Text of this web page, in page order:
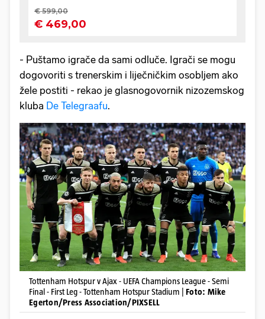
- Puštamo igrače da sami odluče. Igrači se mogu
dogovoriti s trenerskim i liječničkim osobljem ako
žele postiti - rekao je glasnogovornik nizozemskog
kluba De Telegraafu.
Tottenham Hotspur v Ajax - UEFA Champions League - Semi
Final - First Leg - Tottenham Hotspur Stadium | Foto: Mike
Egerton/Press Association/PIXSELL